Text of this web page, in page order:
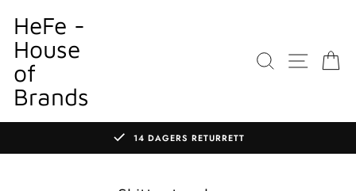
innhold
HeFe -
House
of
Brands
SØK
Sett
14 DAGERS RETURRETT